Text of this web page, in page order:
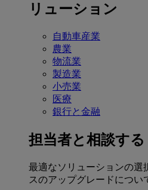
リューション
自動車産業
農業
物流業
製造業
小売業
医療
銀行と金融
担当者と相談する
最適なソリューションの選
スのアップグレードについ